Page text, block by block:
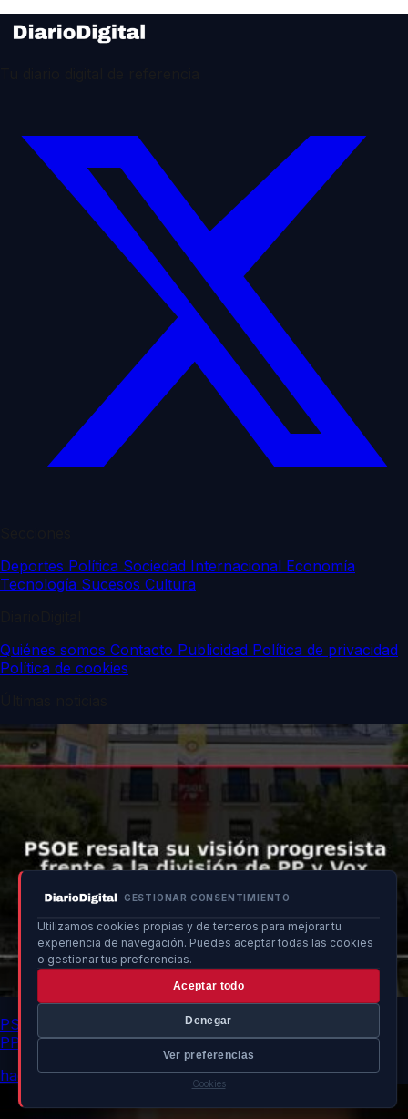
GESTIONAR CONSENTIMIENTO
Utilizamos cookies propias y de terceros para mejorar tu
experiencia de navegación. Puedes aceptar todas las cookies
o gestionar tus preferencias.
Aceptar todo
Denegar
Ver preferencias
Cookies
Deportes Política Sociedad Internacional Economía
Tecnología Sucesos Cultura
Quiénes somos Contacto Publicidad Política de privacidad
Política de cookies
PSOE resalta su visión progresista frente a la división de
PP y Vox
hace 12h